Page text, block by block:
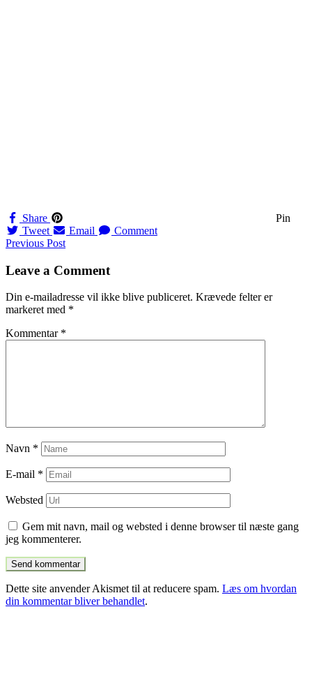
Share
Pin
Tweet
Email Comment
Navigation
til
Previous Post
Leave a Comment
Din e-mailadresse vil ikke blive publiceret. Krævede felter er
markeret med *
Kommentar *
Navn *
E-mail *
Websted
Gem mit navn, mail og websted i denne browser til næste gang
jeg kommenterer.
Dette site anvender Akismet til at reducere spam. Læs om hvordan
din kommentar bliver behandlet.